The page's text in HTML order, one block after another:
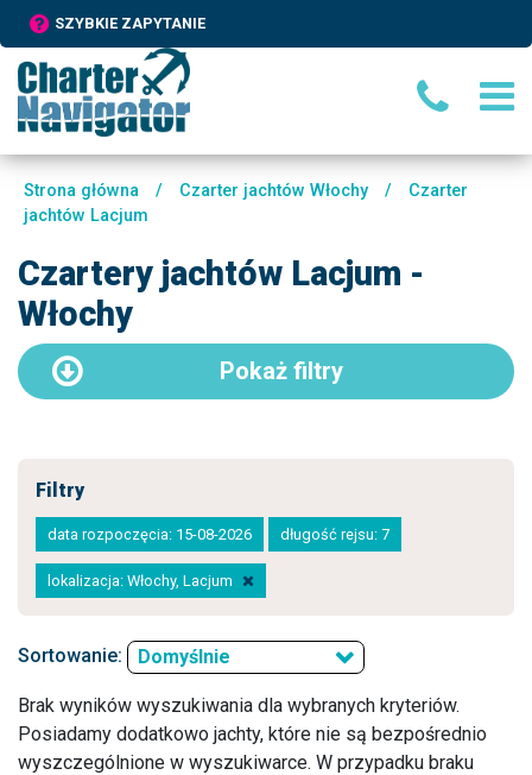
SZYBKIE ZAPYTANIE
Strona główna / Czarter jachtów Włochy /
Czarter
jachtów Lacjum
Czartery jachtów Lacjum -
Włochy
Pokaż filtry
Filtry
data rozpoczęcia: 15-08-2026 długość rejsu: 7
lokalizacja: Włochy, Lacjum
Sortowanie: Domyślnie
Brak wyników wyszukiwania dla wybranych kryteriów.
Posiadamy dodatkowo jachty, które nie są bezpośrednio
wyszczególnione w wyszukiwarce. W przypadku braku